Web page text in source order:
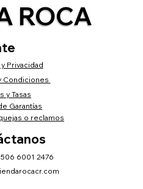
ROCA
Privacidad
Condiciones
y Tasas
Garantías
o reclamos
6001 2476